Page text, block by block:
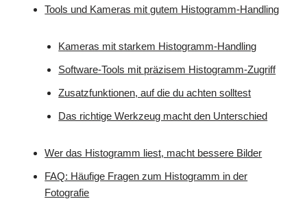
Tools und Kameras mit gutem Histogramm-Handling
Kameras mit starkem Histogramm-Handling
Software-Tools mit präzisem Histogramm-Zugriff
Zusatzfunktionen, auf die du achten solltest
Das richtige Werkzeug macht den Unterschied
Wer das Histogramm liest, macht bessere Bilder
FAQ: Häufige Fragen zum Histogramm in der
Fotografie